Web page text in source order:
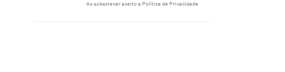
Ao subscrever aceito a Política de Privacidade